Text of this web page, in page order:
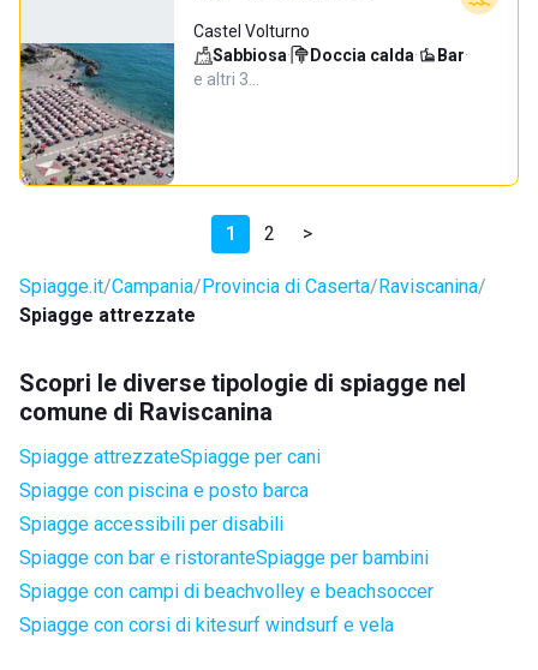
Castel Volturno
Sabbiosa· Doccia calda· Bar·
e altri 3…
1 2 >
Spiagge.it Campania Provincia di Caserta Raviscanina
Spiagge attrezzate
Scopri le diverse tipologie di spiagge nel
comune di Raviscanina
Spiagge attrezzateSpiagge per cani
Spiagge con piscina e posto barca
Spiagge accessibili per disabili
Spiagge con bar e ristoranteSpiagge per bambini
Spiagge con campi di beachvolley e beachsoccer
Spiagge con corsi di kitesurf windsurf e vela